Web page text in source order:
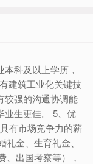
科及以上学历，
建筑工业化关键技
较强的沟通协调能
业生更佳。 5、优
有市场竞争力的薪
金、生育礼金、
、出国考察等），